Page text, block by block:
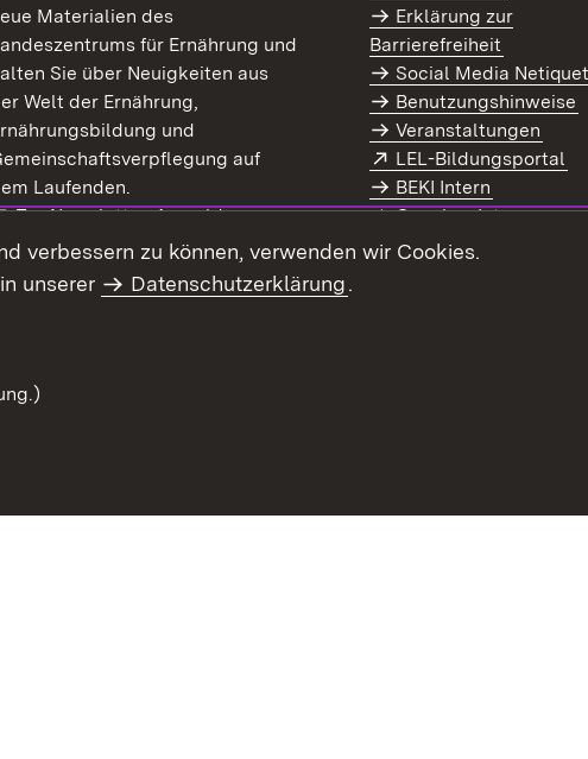
Fenster)
Materialien des
für Ernährung und
Sie über Neuigkeiten aus
Welt der Ernährung,
und
auf
Laufenden.
Extern:
Zur Newsletter-Anmeldung(Öffnet in neuem Fenster)
Newsletter-Archiv
Erklärung zur
Barrierefreiheit
Social Media
Benutzungshinweise
Veranstaltungen
Extern:
LEL-Bildungsportal
BEKI Intern
Coaches Intern
Intranet
verbessern zu können, verwenden wir Cookies.
unserer
Datenschutzerklärung.